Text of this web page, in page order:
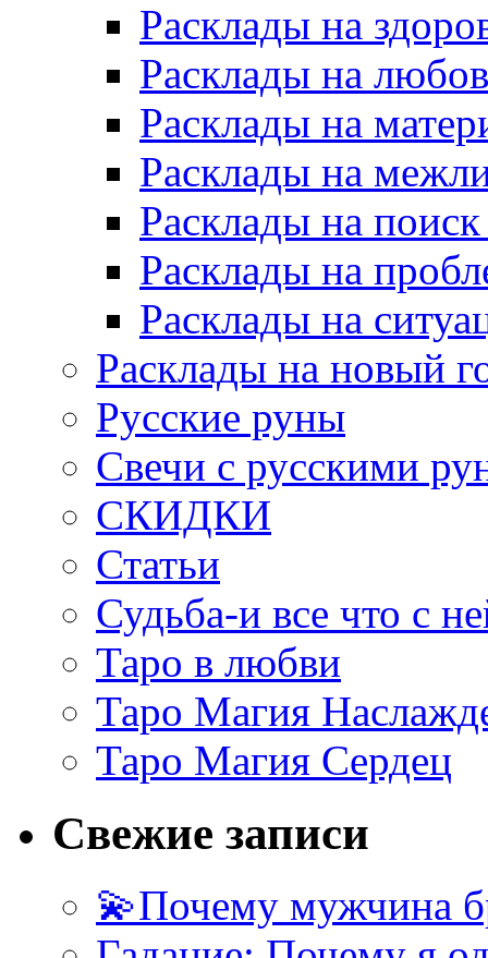
Расклады на
Расклады на
Расклады на
Расклады на
Расклады на
Расклады на
Расклады на
Расклады на новый
Русские руны
Свечи с русскими
СКИДКИ
Статьи
Судьба-и все что с
Таро в любви
Таро Магия
Таро Магия Сердец
Свежие записи
💫Почему мужчина